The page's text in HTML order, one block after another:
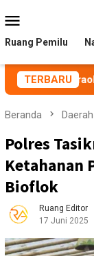
ke
kontenMobile
Ruang Pemilu
TERBARU
Penuhi
Beranda Daerah
Polres
Ketahanan
Bioflok
Ruang Editor
17 Juni 2025